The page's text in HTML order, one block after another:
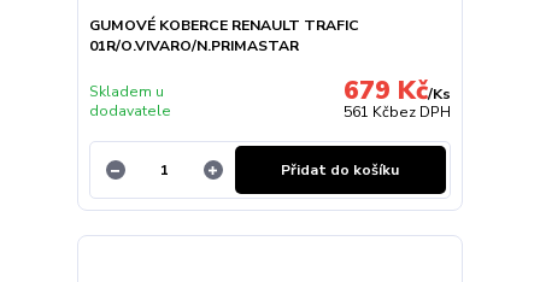
GUMOVÉ KOBERCE RENAULT TRAFIC
01R/O.VIVARO/N.PRIMASTAR
679 Kč/Ks
561 Kčbez DPH
Skladem u
dodavatele
Přidat do košíku